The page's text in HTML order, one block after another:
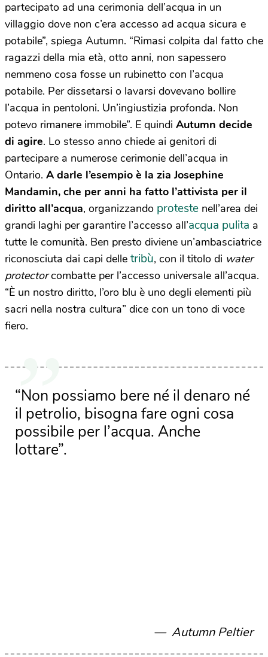
partecipato ad una cerimonia dell’acqua in un
villaggio dove non c’era accesso ad acqua sicura e
potabile”, spiega Autumn. “Rimasi colpita dal fatto che
ragazzi della mia età, otto anni, non sapessero
nemmeno cosa fosse un rubinetto con l’acqua
potabile. Per dissetarsi o lavarsi dovevano bollire
l’acqua in pentoloni. Un’ingiustizia profonda. Non
potevo rimanere immobile”. E quindi Autumn decide
di agire. Lo stesso anno chiede ai genitori di
partecipare a numerose cerimonie dell’acqua in
Ontario. A darle l’esempio è la zia Josephine
Mandamin, che per anni ha fatto l’attivista per il
diritto all’acqua, organizzando proteste nell’area dei
grandi laghi per garantire l’accesso all’acqua pulita a
tutte le comunità. Ben presto diviene un’ambasciatrice
riconosciuta dai capi delle tribù, con il titolo di water
protectorcombatte per l’accesso universale all’acqua.
“È un nostro diritto, l’oro blu è uno degli elementi più
sacri nella nostra cultura” dice con un tono di voce
fiero.
“Non possiamo bere né il denaro né
il petrolio, bisogna fare ogni cosa
possibile per l’acqua. Anche
lottare”.
Autumn Peltier